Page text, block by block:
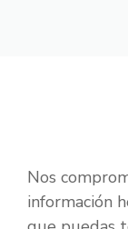
Nos
información